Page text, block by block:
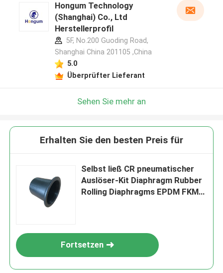
Hongum Technology
(Shanghai) Co., Ltd
Herstellerprofil
5F, No.200 Guoding Road,
Shanghai China 201105 ,China
5.0
Überprüfter Lieferant
Sehen Sie mehr an
Erhalten Sie den besten Preis für
Selbst ließ CR pneumatischer
Auslöser-Kit Diaphragm Rubber
Rolling Diaphragms EPDM FKM
Fortsetzen